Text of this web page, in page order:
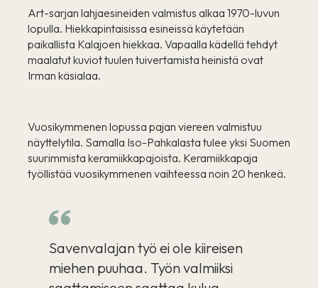
Art-sarjan lahjaesineiden valmistus alkaa 1970-luvun
lopulla. Hiekkapintaisissa esineissä käytetään
paikallista Kalajoen hiekkaa. Vapaalla kädellä tehdyt
maalatut kuviot tuulen tuivertamista heinistä ovat
Irman käsialaa.
Vuosikymmenen lopussa pajan viereen valmistuu
näyttelytila. Samalla Iso-Pahkalasta tulee yksi Suomen
suurimmista keramiikkapajoista. Keramiikkapaja
työllistää vuosikymmenen vaihteessa noin 20 henkeä.
Savenvalajan työ ei ole kiireisen
miehen puuhaa. Työn valmiiksi